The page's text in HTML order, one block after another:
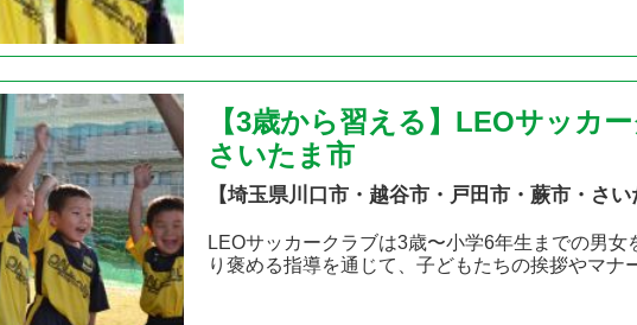
【3歳から習える】LEOサッカ
さいたま市
【埼玉県川口市・越谷市・戸田市・蕨市・さ
LEOサッカークラブは3歳〜小学6年生までの男
り褒める指導を通じて、子どもたちの挨拶やマナ